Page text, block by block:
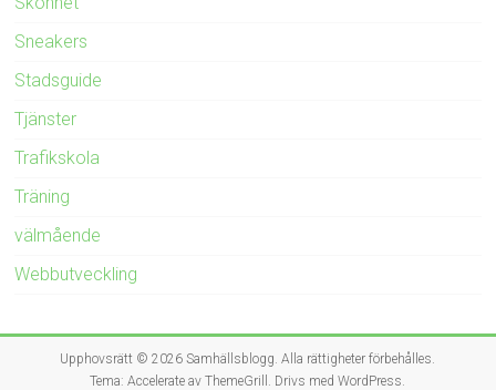
Sneakers
Stadsguide
Tjänster
Trafikskola
Träning
välmående
Webbutveckling
Upphovsrätt © 2026Samhällsblogg. Alla rättigheter förbehålles.
Tema:Accelerate av ThemeGrill. Drivs medWordPress.